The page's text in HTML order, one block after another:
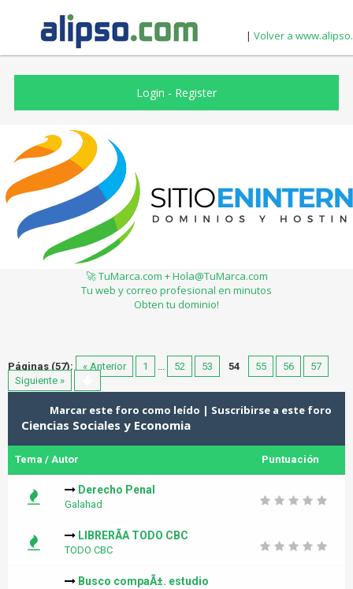
| Volver a
Login - Register
🚀 TuMarca.com + Hola@TuMarca.com
Tu web y correo profesional en minutos
Obten tu dominio!
Páginas (57): « Anterior 1 ... 52 53 54 55 56
57
Siguiente »
Marcar este foro como leído | Suscribirse a este foro
Ciencias Sociales y Economia
Tema / Autor Puntuación
Derecho Penal
Galahad
LIBRERÃA TODO CBC
TODO CBC
Busco compaÃ±. estudio